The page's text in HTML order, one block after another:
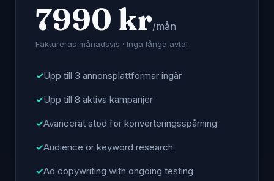
7990 kr/mån
Faktureras månadsvis · Inga långa avtal
Upp till 3 annonsplattformar ingår
Upp till 8 aktiva kampanjer
Avancerat stöd för konverteringsspårning
Audience or keyword research
Ad copywriting with ongoing testing